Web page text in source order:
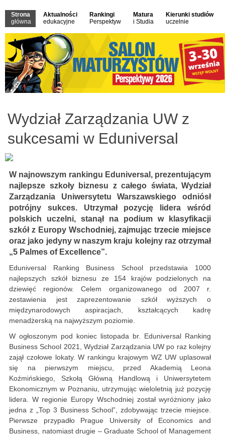
Strona
główna
Aktualności
edukacyjne
Rankingi
Perspektyw
Matura
i Studia
Kierunki studiów
uczelnie
Wydział Zarządzania UW z
sukcesami w Eduniversal
W najnowszym rankingu Eduniversal, prezentującym
najlepsze szkoły biznesu z całego świata, Wydział
Zarządzania Uniwersytetu Warszawskiego odniósł
potrójny sukces. Utrzymał pozycję lidera wśród
polskich uczelni, stanął na podium w klasyfikacji
szkół z Europy Wschodniej, zajmując trzecie miejsce
oraz jako jedyny w naszym kraju kolejny raz otrzymał
„5 Palmes of Excellence”.
Eduniversal Ranking Business School przedstawia 1000
najlepszych szkół biznesu ze 154 krajów podzielonych na
dziewięć regionów. Celem organizowanego od 2007 r.
zestawienia jest zaprezentowanie szkół wyższych o
międzynarodowych aspiracjach, kształcących kadrę
menadżerską na najwyższym poziomie.
W ogłoszonym pod koniec listopada br. Eduniversal Ranking
Business School 2021, Wydział Zarządzania UW po raz kolejny
zajął czołowe lokaty. W rankingu krajowym WZ UW uplasował
się na pierwszym miejscu, przed Akademią Leona
Koźmińskiego, Szkołą Główną Handlową i Uniwersytetem
Ekonomicznym w Poznaniu, utrzymując wieloletnią już pozycję
lidera. W regionie Europy Wschodniej został wyróżniony jako
jedna z „Top 3 Business School”, zdobywając trzecie miejsce.
Pierwsze przypadło Prague University of Economics and
Business, natomiast drugie – Graduate School of Management